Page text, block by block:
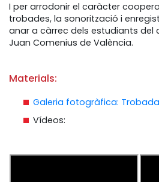
I per arrodonir el caràcter
trobades, la sonorització i
anar a càrrec dels estudiants del
Juan Comenius de València.
Materials:
Galeria fotogràfica: Trobada
Vídeos: